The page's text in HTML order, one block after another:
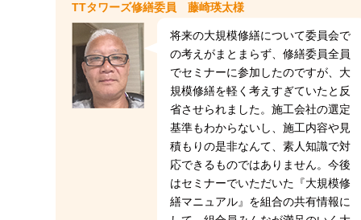
TTタワーズ修繕委員 藤崎瑛太様
将来の大規模修繕について委員会で
の考えがまとまらず、修繕委員全員
でセミナーに参加したのですが、大
規模修繕を軽く考えすぎていたと反
省させられました。施工会社の選定
基準もわからないし、施工内容や見
積もりの是非なんて、素人知識で対
応できるものではありません。今後
はセミナーでいただいた『大規模修
繕マニュアル』を組合の共有情報に